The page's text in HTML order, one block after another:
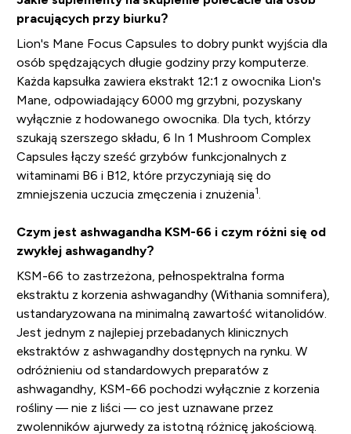
pracujących przy biurku?
Lion's Mane Focus Capsules to dobry punkt wyjścia dla
osób spędzających długie godziny przy komputerze.
Każda kapsułka zawiera ekstrakt 12:1 z owocnika Lion's
Mane, odpowiadający 6000 mg grzybni, pozyskany
wyłącznie z hodowanego owocnika. Dla tych, którzy
szukają szerszego składu, 6 In 1 Mushroom Complex
Capsules łączy sześć grzybów funkcjonalnych z
witaminami B6 i B12, które przyczyniają się do
zmniejszenia uczucia zmęczenia i znużenia1
Czym jest ashwagandha KSM-66 i czym różni się od
zwykłej ashwagandhy?
KSM-66 to zastrzeżona, pełnospektralna forma
ekstraktu z korzenia ashwagandhy (Withania somnifera),
ustandaryzowana na minimalną zawartość witanolidów.
Jest jednym z najlepiej przebadanych klinicznych
ekstraktów z ashwagandhy dostępnych na rynku. W
odróżnieniu od standardowych preparatów z
ashwagandhy, KSM-66 pochodzi wyłącznie z korzenia
rośliny — nie z liści — co jest uznawane przez
zwolenników ajurwedy za istotną różnicę jakościową.